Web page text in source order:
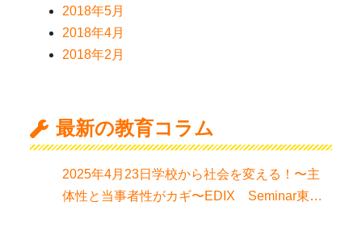
2018年5月
2018年4月
2018年2月
最新の教育コラム
2025年4月23日学校から社会を変える！〜主
体性と当事者性がカギ〜EDIX Seminar東京